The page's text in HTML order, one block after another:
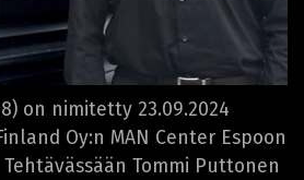
on nimitetty 23.09.2024
Oy:n MAN Center Espoon
Tommi Puttonen